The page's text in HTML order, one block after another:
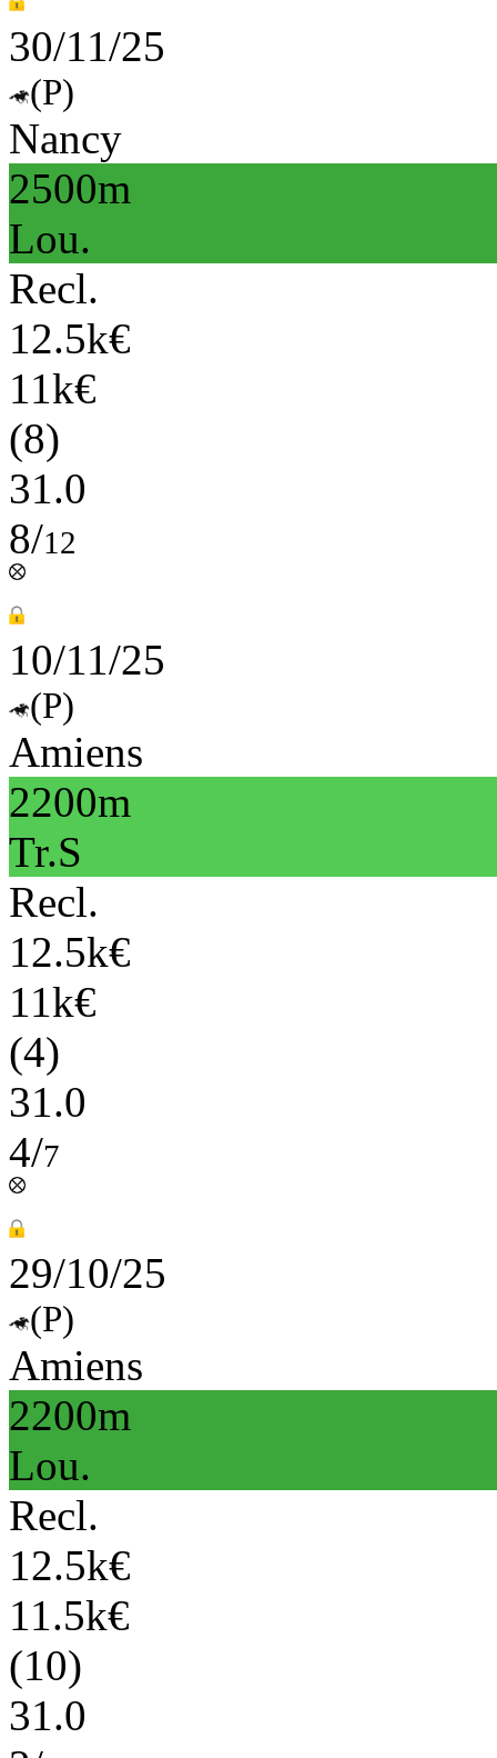
30/11/25
(P)
Nancy
2500m
Lou.
Recl.
12.5k€
11k€
(8)
31.0
8/12
10/11/25
(P)
Amiens
2200m
Tr.S
Recl.
12.5k€
11k€
(4)
31.0
4/7
29/10/25
(P)
Amiens
2200m
Lou.
Recl.
12.5k€
11.5k€
(10)
31.0